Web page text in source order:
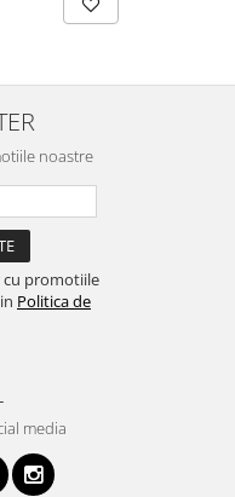
noastre
cu promotiile
Politica de
media